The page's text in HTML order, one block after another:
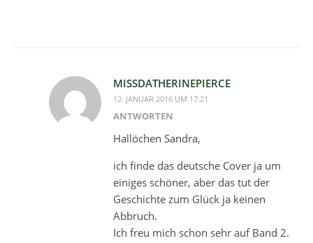
MISSDATHERINEPIERCE
12. JANUAR 2016 UM 17:21
ANTWORTEN
Hallöchen Sandra,
ich finde das deutsche Cover ja um
einiges schöner, aber das tut der
Geschichte zum Glück ja keinen
Abbruch.
Ich freu mich schon sehr auf Band 2.